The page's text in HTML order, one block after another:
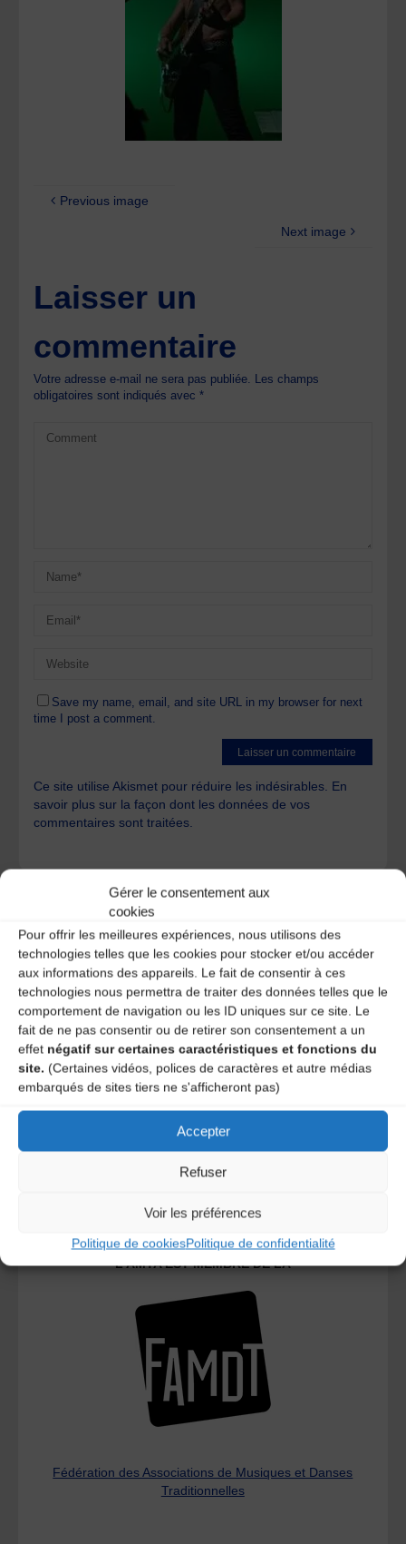
Gérer le consentement aux
cookies
Pour offrir les meilleures expériences, nous utilisons des
technologies telles que les cookies pour stocker et/ou accéder
aux informations des appareils. Le fait de consentir à ces
technologies nous permettra de traiter des données telles que le
comportement de navigation ou les ID uniques sur ce site. Le
fait de ne pas consentir ou de retirer son consentement a un
effet négatif sur certaines caractéristiques et fonctions du
site. (Certaines vidéos, polices de caractères et autre médias
embarqués de sites tiers ne s'afficheront pas)
Accepter
Refuser
Voir les préférences
Politique de cookiesPolitique de confidentialité
Previous image
Next image
Laisser un
commentaire
Votre adresse e-mail ne sera pas publiée. Les champs
obligatoires sont indiqués avec*
Save my name, email, and site URL in my browser for next
time I post a comment.
Ce site utilise Akismet pour réduire les indésirables. En
savoir plus sur la façon dont les données de vos
commentaires sont traitées.
A DECOUVRIR :
Le distributeur des musiques Trad'
L’AMTA EST MEMBRE DE LA
Fédération des Associations de Musiques et Danses
Traditionnelles